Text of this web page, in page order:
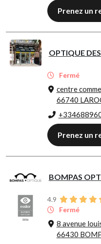
Prenez un
OPTIQUE
Fermé
centre
66740
Prenez un
BOMPAS
4.9
Fermé
8 avenue
66430